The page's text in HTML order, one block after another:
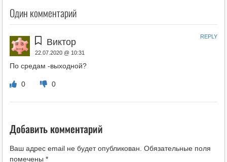
Один комментарий
Виктор
22.07.2020 @ 10:31
По средам -выходной?
0 0
REPLY
Добавить комментарий
Ваш адрес email не будет опубликован. Обязательные поля
помечены *